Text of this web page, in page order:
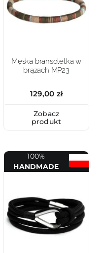
Męska bransoletka w
brązach MP23
129,00 zł
Zobacz
produkt
100%
HANDMADE